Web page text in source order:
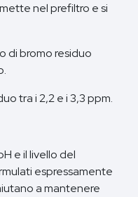
nel prefiltro e si
di bromo residuo
tra i 2,2 e i 3,3 ppm.
e il livello del
espressamente
a mantenere